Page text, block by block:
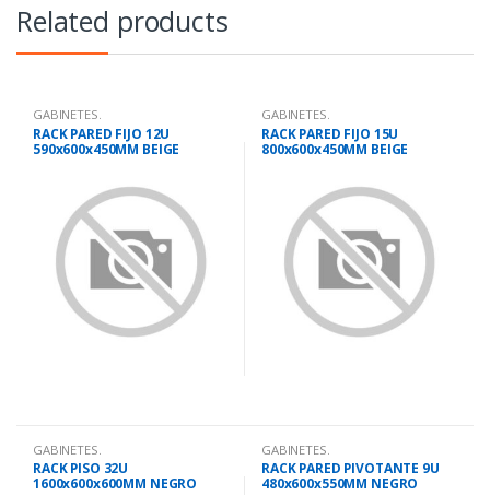
Related products
GABINETES.
RACK PARED FIJO 12U
590x600x450MM BEIGE
GABINETES.
RACK PARED FIJO 15U
800x600x450MM BEIGE
GABINETES.
RACK PISO 32U
1600x600x600MM NEGRO
GABINETES.
RACK PARED PIVOTANTE 9U
480x600x550MM NEGRO